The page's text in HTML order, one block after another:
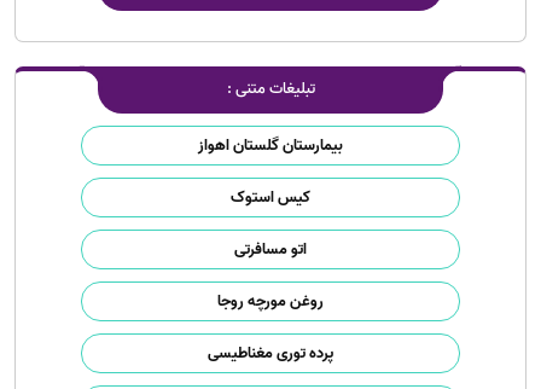
تبلیغات متنی :
بیمارستان گلستان اهواز
کیس استوک
اتو مسافرتی
روغن مورچه روجا
پرده توری مغناطیسی